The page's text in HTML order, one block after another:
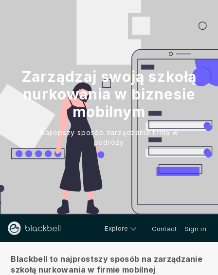
Zarządzaj swoją szkołą
nurkowania w biznesie
mobilnym
Najlepszy sposób zarządzania firmą w
podróży
Explore Contact Sign in
Blackbell to najprostszy sposób na zarządzanie
szkołą nurkowania w firmie mobilnej